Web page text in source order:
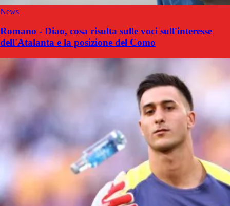
News
Romano - Diao, cosa risulta sulle voci sull'interesse
dell'Atalanta e la posizione del Como